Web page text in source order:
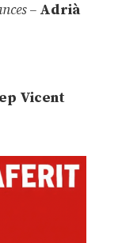
–Adrià
Vicent